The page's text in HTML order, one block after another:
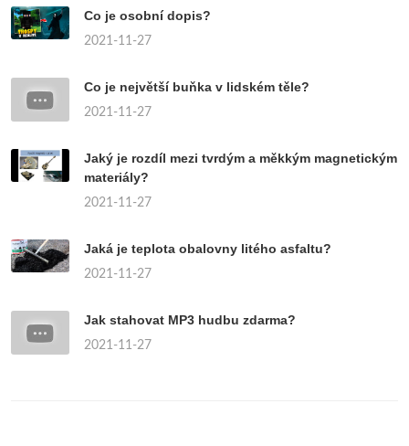
Co je osobní dopis?
2021-11-27
Co je největší buňka v lidském těle?
2021-11-27
Jaký je rozdíl mezi tvrdým a měkkým magnetickým
materiály?
2021-11-27
Jaká je teplota obalovny litého asfaltu?
2021-11-27
Jak stahovat MP3 hudbu zdarma?
2021-11-27